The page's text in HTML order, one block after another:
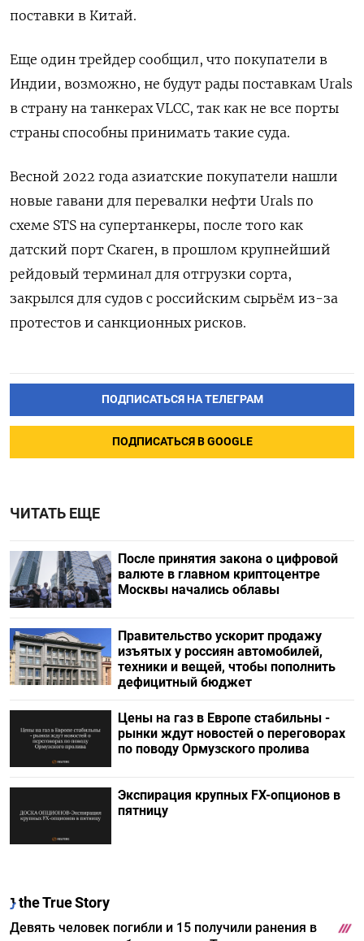
поставки в Китай.
Еще один трейдер сообщил, что покупатели в
Индии, возможно, не будут рады поставкам Urals
в страну на танкерах VLCC, так как не все порты
страны способны принимать такие суда.
Весной 2022 года азиатские покупатели нашли
новые гавани для перевалки нефти Urals по
схеме STS на супертанкеры, после того как
датский порт Скаген, в прошлом крупнейший
рейдовый терминал для отгрузки сорта,
закрылся для судов с российским сырьём из-за
протестов и санкционных рисков.
ПОДПИСАТЬСЯ НА ТЕЛЕГРАМ
ПОДПИСАТЬСЯ В GOOGLE
ЧИТАТЬ ЕЩЕ
После принятия закона о цифровой
валюте в главном криптоцентре
Москвы начались облавы
Правительство ускорит продажу
изъятых у россиян автомобилей,
техники и вещей, чтобы пополнить
дефицитный бюджет
Цены на газ в Европе стабильны -
рынки ждут новостей о переговорах
по поводу Ормузского пролива
Экспирация крупных FX-опционов в
пятницу